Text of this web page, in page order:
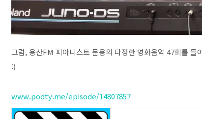
그럼, 용산FM 피아니스트 문용의 다정한 영화음악 47회를
:)
www.podty.me/episode/14807857